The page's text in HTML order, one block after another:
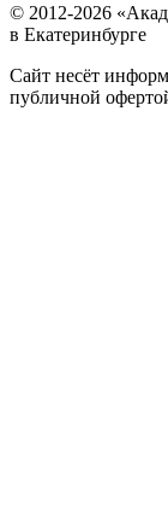
© 2012-2026
в Екатеринбурге
Сайт несёт
публичной